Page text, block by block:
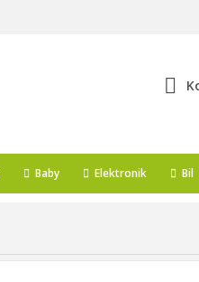
Baby Elektronik Bil